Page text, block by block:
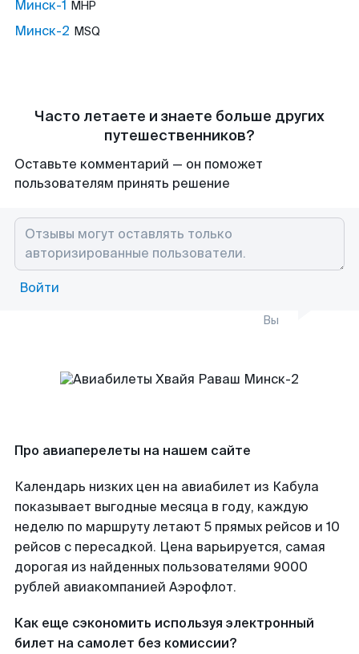
Минск-1 MHP
Минск-2 MSQ
Часто летаете и знаете больше других
путешественников?
Оставьте комментарий — он поможет
пользователям принять решение
Войти
Вы
Про авиаперелеты на нашем сайте
Календарь низких цен на авиабилет из Кабула
показывает выгодные месяца в году, каждую
неделю по маршруту летают 5 прямых рейсов и 10
рейсов с пересадкой. Цена варьируется, самая
дорогая из найденных пользователями 9000
рублей авиакомпанией Аэрофлот.
Как еще сэкономить используя электронный
билет на самолет без комиссии?